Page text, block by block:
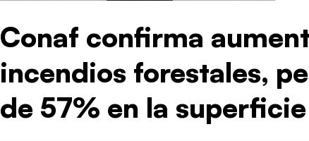
Conaf confirma
incendios forestales,
de 57% en la